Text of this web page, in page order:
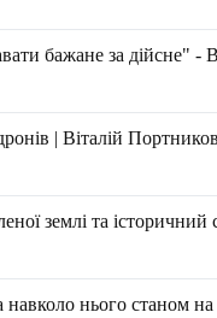
бажане за дійсне" -
| Віталій Портников
землі та
навколо нього станом на